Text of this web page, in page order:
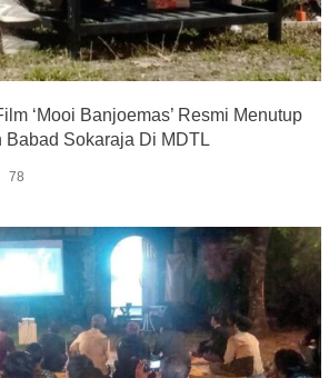
‘Mooi Banjoemas’ Resmi Menutup
Babad Sokaraja Di MDTL
78